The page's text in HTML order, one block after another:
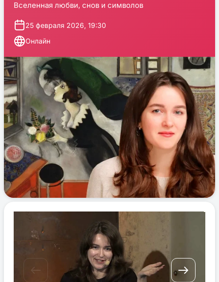
Вселенная любви, снов и символов
25 февраля 2026, 19:30
Онлайн